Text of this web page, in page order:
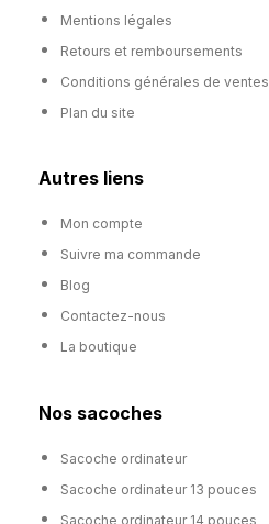
Mentions légales
Retours et remboursements
Conditions générales de ventes
Plan du site
Autres liens
Mon compte
Suivre ma commande
Blog
Contactez-nous
La boutique
Nos sacoches
Sacoche ordinateur
Sacoche ordinateur 13 pouces
Sacoche ordinateur 14 pouces